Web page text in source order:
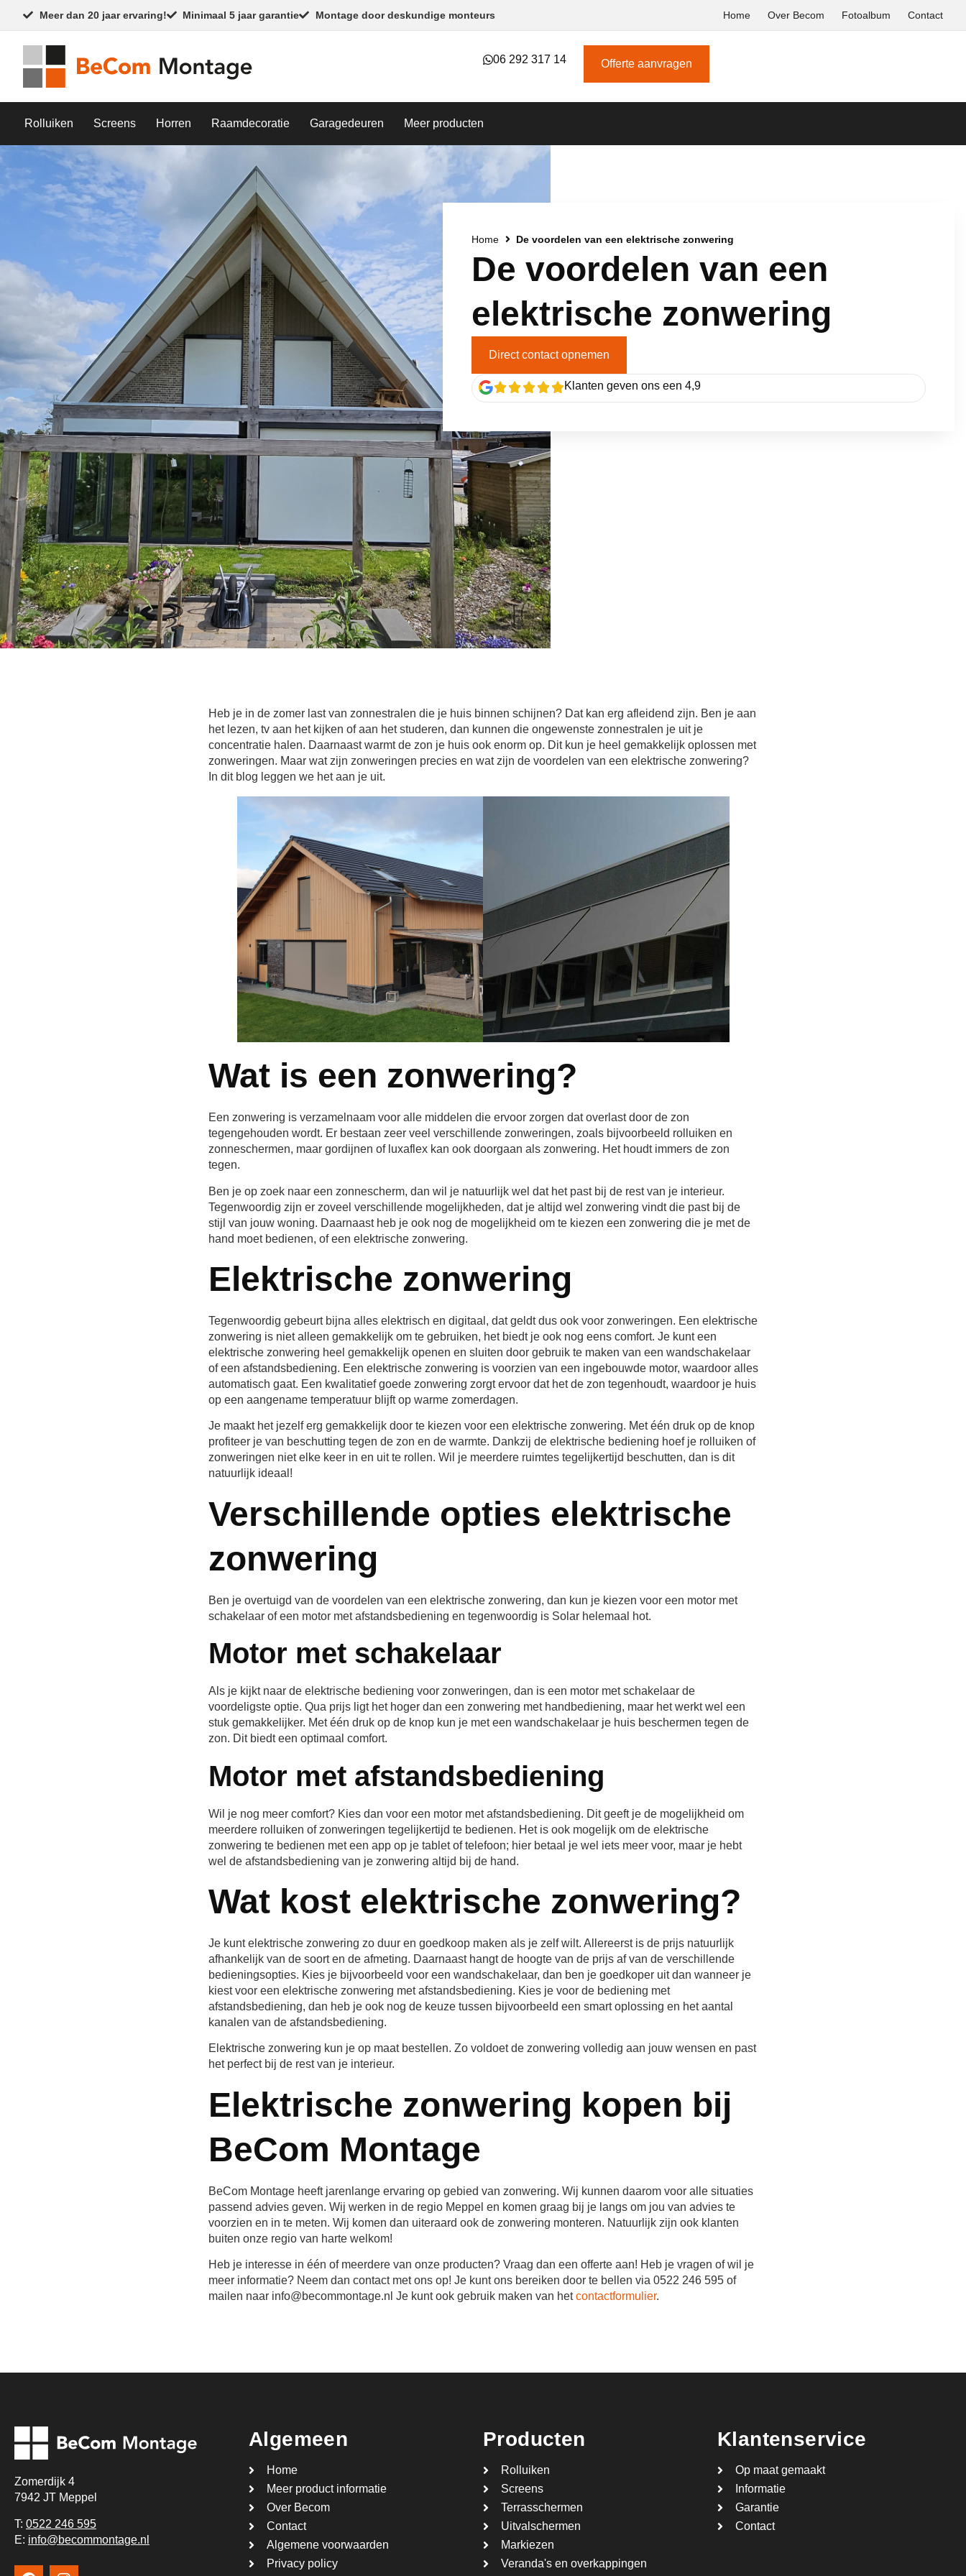
Meer dan 20 jaar ervaring! Minimaal 5 jaar garantie Montage door deskundige monteurs​ Home Over Becom Fotoalbum Contact
06 292 317 14 Offerte aanvragen
Rolluiken Screens Horren Raamdecoratie Garagedeuren Meer producten
Home De voordelen van een elektrische zonwering
De voordelen van een
elektrische zonwering
Direct contact opnemen
Klanten geven ons een 4,9
Heb je in de zomer last van zonnestralen die je huis binnen schijnen? Dat kan erg afleidend zijn. Ben je aan
het lezen, tv aan het kijken of aan het studeren, dan kunnen die ongewenste zonnestralen je uit je
concentratie halen. Daarnaast warmt de zon je huis ook enorm op. Dit kun je heel gemakkelijk oplossen met
zonweringen. Maar wat zijn zonweringen precies en wat zijn de voordelen van een elektrische zonwering?
In dit blog leggen we het aan je uit.
Wat is een zonwering?
Een zonwering is verzamelnaam voor alle middelen die ervoor zorgen dat overlast door de zon
tegengehouden wordt. Er bestaan zeer veel verschillende zonweringen, zoals bijvoorbeeld rolluiken en
zonneschermen, maar gordijnen of luxaflex kan ook doorgaan als zonwering. Het houdt immers de zon
tegen.
Ben je op zoek naar een zonnescherm, dan wil je natuurlijk wel dat het past bij de rest van je interieur.
Tegenwoordig zijn er zoveel verschillende mogelijkheden, dat je altijd wel zonwering vindt die past bij de
stijl van jouw woning. Daarnaast heb je ook nog de mogelijkheid om te kiezen een zonwering die je met de
hand moet bedienen, of een elektrische zonwering.
Elektrische zonwering
Tegenwoordig gebeurt bijna alles elektrisch en digitaal, dat geldt dus ook voor zonweringen. Een elektrische
zonwering is niet alleen gemakkelijk om te gebruiken, het biedt je ook nog eens comfort. Je kunt een
elektrische zonwering heel gemakkelijk openen en sluiten door gebruik te maken van een wandschakelaar
of een afstandsbediening. Een elektrische zonwering is voorzien van een ingebouwde motor, waardoor alles
automatisch gaat. Een kwalitatief goede zonwering zorgt ervoor dat het de zon tegenhoudt, waardoor je huis
op een aangename temperatuur blijft op warme zomerdagen.
Je maakt het jezelf erg gemakkelijk door te kiezen voor een elektrische zonwering. Met één druk op de knop
profiteer je van beschutting tegen de zon en de warmte. Dankzij de elektrische bediening hoef je rolluiken of
zonweringen niet elke keer in en uit te rollen. Wil je meerdere ruimtes tegelijkertijd beschutten, dan is dit
natuurlijk ideaal!
Verschillende opties elektrische
zonwering
Ben je overtuigd van de voordelen van een elektrische zonwering, dan kun je kiezen voor een motor met
schakelaar of een motor met afstandsbediening en tegenwoordig is Solar helemaal hot.
Motor met schakelaar
Als je kijkt naar de elektrische bediening voor zonweringen, dan is een motor met schakelaar de
voordeligste optie. Qua prijs ligt het hoger dan een zonwering met handbediening, maar het werkt wel een
stuk gemakkelijker. Met één druk op de knop kun je met een wandschakelaar je huis beschermen tegen de
zon. Dit biedt een optimaal comfort.
Motor met afstandsbediening
Wil je nog meer comfort? Kies dan voor een motor met afstandsbediening. Dit geeft je de mogelijkheid om
meerdere rolluiken of zonweringen tegelijkertijd te bedienen. Het is ook mogelijk om de elektrische
zonwering te bedienen met een app op je tablet of telefoon; hier betaal je wel iets meer voor, maar je hebt
wel de afstandsbediening van je zonwering altijd bij de hand.
Wat kost elektrische zonwering?
Je kunt elektrische zonwering zo duur en goedkoop maken als je zelf wilt. Allereerst is de prijs natuurlijk
afhankelijk van de soort en de afmeting. Daarnaast hangt de hoogte van de prijs af van de verschillende
bedieningsopties. Kies je bijvoorbeeld voor een wandschakelaar, dan ben je goedkoper uit dan wanneer je
kiest voor een elektrische zonwering met afstandsbediening. Kies je voor de bediening met
afstandsbediening, dan heb je ook nog de keuze tussen bijvoorbeeld een smart oplossing en het aantal
kanalen van de afstandsbediening.
Elektrische zonwering kun je op maat bestellen. Zo voldoet de zonwering volledig aan jouw wensen en past
het perfect bij de rest van je interieur.
Elektrische zonwering kopen bij
BeCom Montage
BeCom Montage heeft jarenlange ervaring op gebied van zonwering. Wij kunnen daarom voor alle situaties
passend advies geven. Wij werken in de regio Meppel en komen graag bij je langs om jou van advies te
voorzien en in te meten. Wij komen dan uiteraard ook de zonwering monteren. Natuurlijk zijn ook klanten
buiten onze regio van harte welkom!
Heb je interesse in één of meerdere van onze producten? Vraag dan een offerte aan! Heb je vragen of wil je
meer informatie? Neem dan contact met ons op! Je kunt ons bereiken door te bellen via 0522 246 595 of
mailen naar info@becommontage.nl Je kunt ook gebruik maken van hetcontactformulier.
Zomerdijk 4
7942 JT Meppel
T: 0522 246 595
E: info@becommontage.nl
Algemeen
Home
Meer product informatie
Over Becom
Contact
Algemene voorwaarden
Privacy policy
Producten
Rolluiken
Screens
Terrasschermen
Uitvalschermen
Markiezen
Veranda's en overkappingen
Klantenservice
Op maat gemaakt
Informatie
Garantie
Contact